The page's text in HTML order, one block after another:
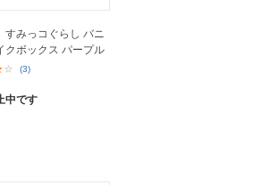
みっコぐらし バニ
クボックス パープル
(3)
中です